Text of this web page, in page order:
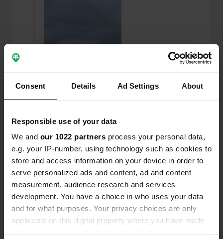
Consent Details Ad Settings About
Responsible use of your data
We and our 1022 partners process your personal data,
e.g. your IP-number, using technology such as cookies to
store and access information on your device in order to
serve personalized ads and content, ad and content
measurement, audience research and services
development. You have a choice in who uses your data
and for what purposes. Your privacy choices are only
applicable on this digital property where you have made
J'ai évalué un lieu—il y a presque 2 ans
Sitecode:108159
le camping a l'air sympa malheureusement
seulement 300 watts d'électricité et la piscine
n'est pas toujours ouverte, désormais seulement
du vendredi au dimanche à certaines heures. les
endroits et les routes sont étroits avec un
camping-car de 7,5 m